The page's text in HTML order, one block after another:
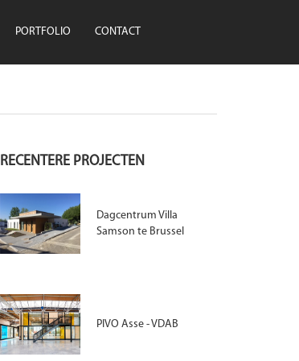
PORTFOLIO CONTACT
RECENTERE PROJECTEN
Dagcentrum Villa
Samson te Brussel
PIVO Asse - VDAB